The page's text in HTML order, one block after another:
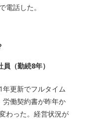
電話した。
員（勤続8年）
更新でフルタイム
働契約書が昨年か
わった。経営状況が